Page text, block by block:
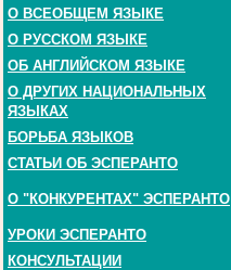
О ВСЕОБЩЕМ ЯЗЫКЕ
О РУССКОМ ЯЗЫКЕ
ОБ АНГЛИЙСКОМ ЯЗЫКЕ
О ДРУГИХ НАЦИОНАЛЬНЫХ
ЯЗЫКАХ
БОРЬБА ЯЗЫКОВ
СТАТЬИ ОБ ЭСПЕРАНТО
О "КОНКУРЕНТАХ" ЭСПЕРАНТО
УРОКИ ЭСПЕРАНТО
КОНСУЛЬТАЦИИ